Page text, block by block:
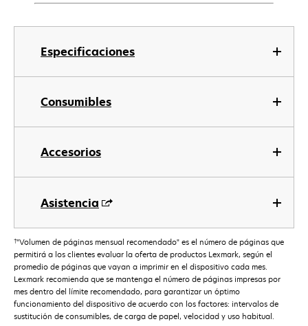
Especificaciones
Consumibles
Accesorios
Asistencia
†"Volumen de páginas mensual recomendado" es el número de páginas que
permitirá a los clientes evaluar la oferta de productos Lexmark, según el
promedio de páginas que vayan a imprimir en el dispositivo cada mes.
Lexmark recomienda que se mantenga el número de páginas impresas por
mes dentro del límite recomendado, para garantizar un óptimo
funcionamiento del dispositivo de acuerdo con los factores: intervalos de
sustitución de consumibles, de carga de papel, velocidad y uso habitual.